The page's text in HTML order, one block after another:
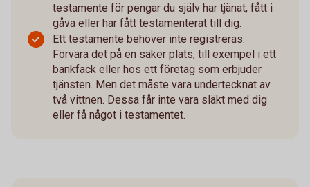
testamente för pengar du själv har tjänat, fått i
gåva eller har fått testamenterat till dig.
Ett testamente behöver inte registreras.
Förvara det på en säker plats, till exempel i ett
bankfack eller hos ett företag som erbjuder
tjänsten. Men det måste vara undertecknat av
två vittnen. Dessa får inte vara släkt med dig
eller få något i testamentet.